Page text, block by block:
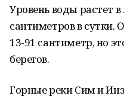
Уровень воды растет в
сантиметров в сутки.
13-91 сантиметр, но
берегов.
Горные реки Сим и